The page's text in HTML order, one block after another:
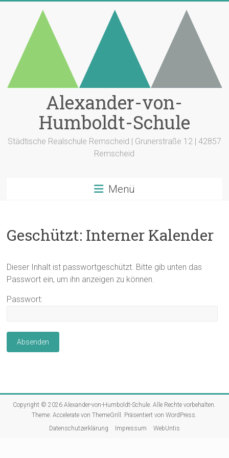
Alexander-von-
Humboldt-Schule
Städtische Realschule Remscheid | Grunerstraße 12 | 42857
Remscheid
Menü
Geschützt: Interner Kalender
Dieser Inhalt ist passwortgeschützt. Bitte gib unten das
Passwort ein, um ihn anzeigen zu können.
Passwort:
Copyright © 2026Alexander-von-Humboldt-Schule . Alle Rechte vorbehalten.
Theme:Accelerate von ThemeGrill. Präsentiert vonWordPress
Datenschutzerklärung
Impressum WebUntis